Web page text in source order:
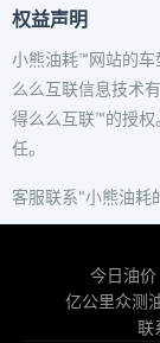
权益声明
小熊油耗™网站的
么么互联信息技术
得么么互联™的授
任。
客服联系"小熊油耗
今日油价
亿公里众测
联